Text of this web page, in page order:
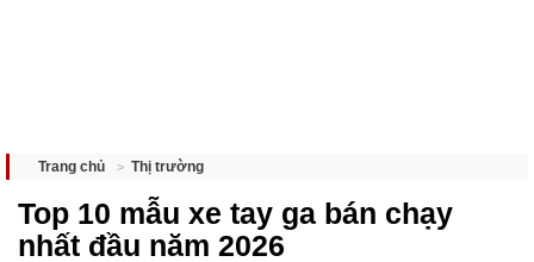
Trang chủ Thị trường
Top 10 mẫu xe tay ga bán chạy
nhất đầu năm 2026